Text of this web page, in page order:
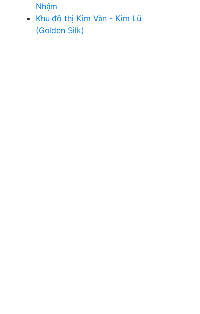
Nhậm
Khu đô thị Kim Văn - Kim Lũ
(Golden Silk)